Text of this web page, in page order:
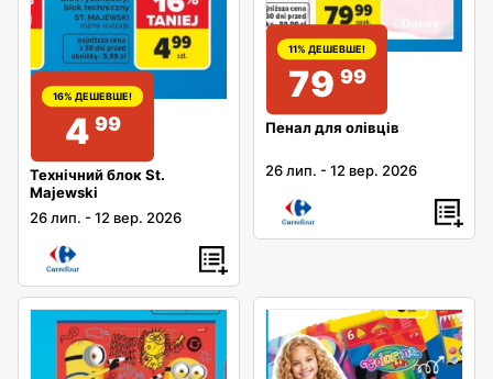
16% ДЕШЕВШЕ!
4 99
Технічний блок St.
Majewski
26 лип. -12 вер. 2026
11% ДЕШЕВШЕ!
79 99
Пенал для олівців
26 лип. -12 вер. 2026